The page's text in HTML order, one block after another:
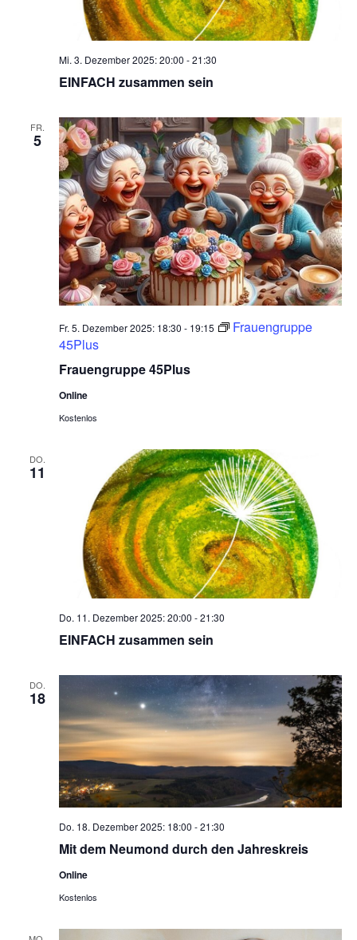
EINFACH zusammen sein
Mi. 3. Dezember 2025: 20:00 -21:30
FR.
5
Frauengruppe 45Plus
Fr. 5. Dezember 2025: 18:30 - 19:15
Frauengruppe
45Plus
Online
Kostenlos
DO.
11
EINFACH zusammen sein
Do. 11. Dezember 2025: 20:00 -21:30
DO.
18
Mit dem Neumond durch den Jahreskreis
Do. 18. Dezember 2025: 18:00 -21:30
Online
Kostenlos